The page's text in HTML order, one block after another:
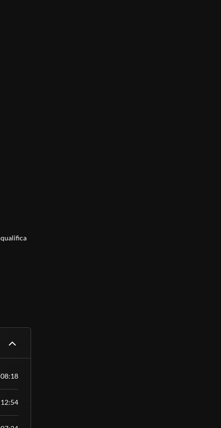
qualifica
08:18
12:54